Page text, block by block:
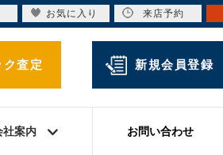
査定 新規会員登録
社案内 お問い合わせ
お気に入り 来店予約